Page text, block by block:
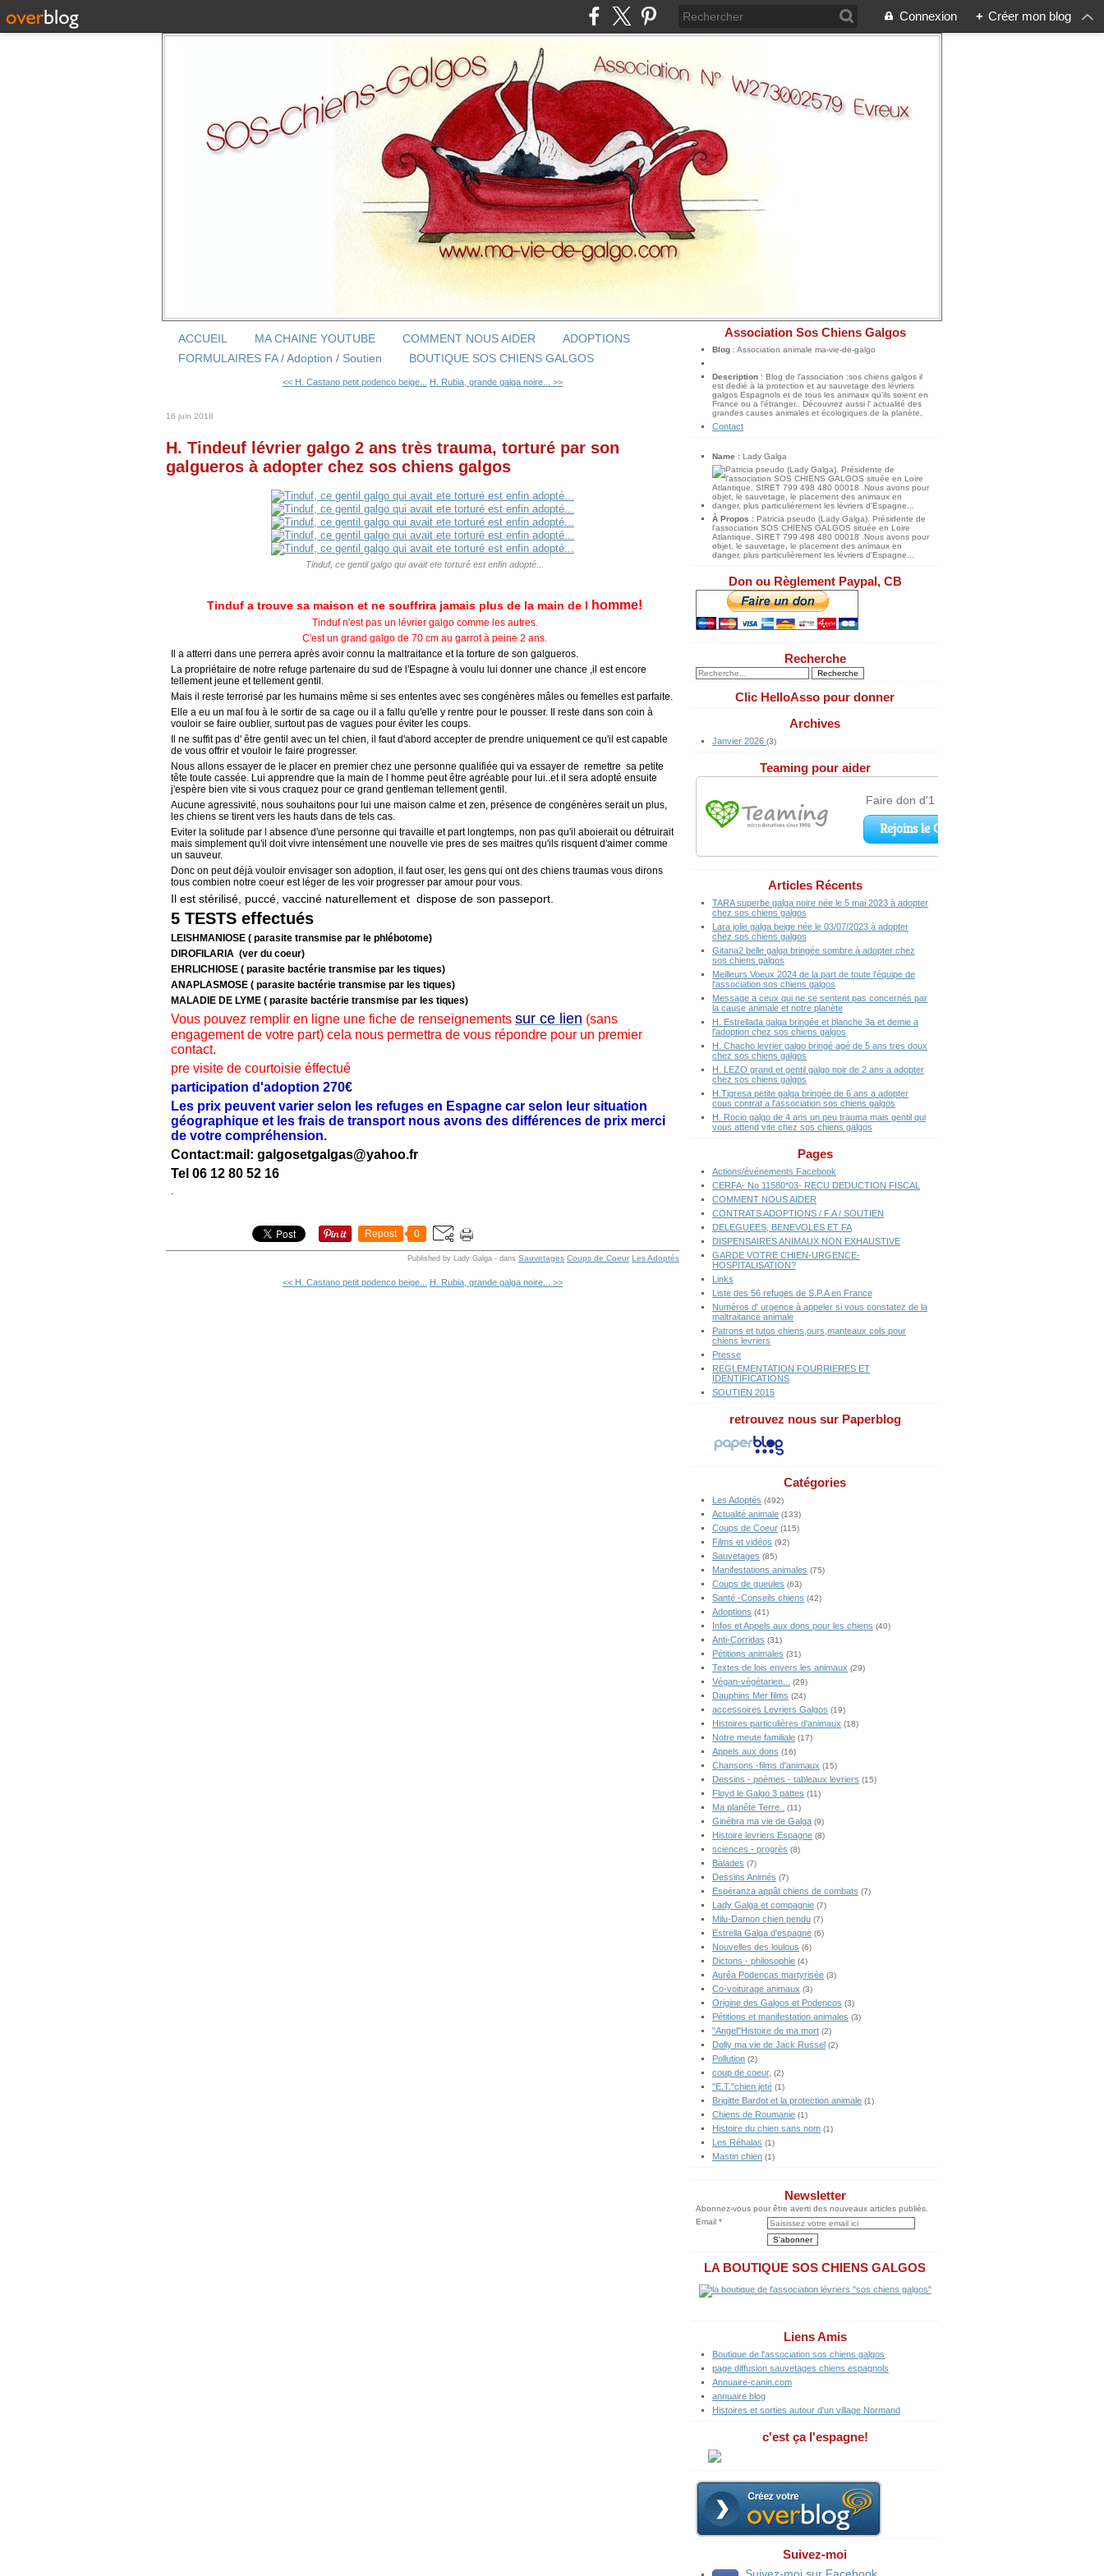
Connexion + Créer mon blog
ACCUEIL MA CHAINE YOUTUBE COMMENT NOUS AIDER
ADOPTIONS
FORMULAIRES FA / Adoption / Soutien
BOUTIQUE SOS CHIENS GALGOS
<< H. Castano petit podenco beige... H. Rubia, grande galga noire... >>
16 juin 2018
H. Tindeuf lévrier galgo 2 ans très trauma, torturé par son
galgueros à adopter chez sos chiens galgos
Tinduf, ce gentil galgo qui avait ete torturé est enfin adopté...
Tinduf a trouve sa maison et ne souffrira jamais plus de la main de l homme!
Tinduf n'est pas un lévrier galgo comme les autres.
C'est un grand galgo de 70 cm au garrot à peine 2 ans.
Il a atterri dans une perrera après avoir connu la maltraitance et la torture de son galgueros.
La propriétaire de notre refuge partenaire du sud de l'Espagne à voulu lui donner une chance ,il est encore
tellement jeune et tellement gentil.
Mais il reste terrorisé par les humains même si ses ententes avec ses congénères mâles ou femelles est parfaite.
Elle a eu un mal fou à le sortir de sa cage ou il a fallu qu'elle y rentre pour le pousser. Il reste dans son coin à
vouloir se faire oublier, surtout pas de vagues pour éviter les coups.
Il ne suffit pas d' être gentil avec un tel chien, il faut d'abord accepter de prendre uniquement ce qu'il est capable
de vous offrir et vouloir le faire progresser.
Nous allons essayer de le placer en premier chez une personne qualifiée qui va essayer de remettre sa petite
tête toute cassée. Lui apprendre que la main de l homme peut être agréable pour lui..et il sera adopté ensuite
j'espère bien vite si vous craquez pour ce grand gentleman tellement gentil.
Aucune agressivité, nous souhaitons pour lui une maison calme et zen, présence de congénères serait un plus,
les chiens se tirent vers les hauts dans de tels cas.
Eviter la solitude par l absence d'une personne qui travaille et part longtemps, non pas qu'il aboierait ou détruirait
mais simplement qu'il doit vivre intensément une nouvelle vie pres de ses maitres qu'ils risquent d'aimer comme
un sauveur.
Donc on peut déjà vouloir envisager son adoption, il faut oser, les gens qui ont des chiens traumas vous dirons
tous combien notre coeur est léger de les voir progresser par amour pour vous.
Il est stérilisé, puccé, vacciné naturellement et dispose de son passeport.
5 TESTS effectués
LEISHMANIOSE ( parasite transmise par le phlébotome)
DIROFILARIA (ver du coeur)
EHRLICHIOSE ( parasite bactérie transmise par les tiques)
ANAPLASMOSE ( parasite bactérie transmise par les tiques)
MALADIE DE LYME ( parasite bactérie transmise par les tiques)
Vous pouvez remplir en ligne une fiche de renseignements sur ce lien (sans
engagement de votre part) cela nous permettra de vous répondre pour un premier
contact.
pre visite de courtoisie éffectué
participation d'adoption 270€
Les prix peuvent varier selon les refuges en Espagne car selon leur situation
géographique et les frais de transport nous avons des différences de prix merci
de votre compréhension.
Contact:mail: galgosetgalgas@yahoo.fr
Tel 06 12 80 52 16
.
Repost 0
Published by Lady Galga - dans Sauvetages Coups de Coeur Les Adoptés
<< H. Castano petit podenco beige... H. Rubia, grande galga noire... >>
Association Sos Chiens Galgos
Blog : Association animale ma-vie-de-galgo
Description : Blog de l'association :sos chiens galgos il
est dedié à la protection et au sauvetage des lévriers
galgos Espagnols et de tous les animaux qu'ils soient en
France ou a l'étranger.. Découvrez aussi l' actualité des
grandes causes animales et écologiques de la planète,
Contact
Name : Lady Galga
À Propos : Patricia pseudo (Lady Galga). Présidente de
l'association SOS CHIENS GALGOS située en Loire
Atlantique. SIRET 799 498 480 00018 .Nous avons pour
objet, le sauvetage, le placement des animaux en
danger, plus particulièrement les lévriers d'Espagne...
Don ou Règlement Paypal, CB
Recherche
Clic HelloAsso pour donner
Archives
Janvier 2026 (3)
Teaming pour aider
Articles Récents
TARA superbe galga noire née le 5 mai 2023 à adopter
chez sos chiens galgos
Lara jolie galga beige née le 03/07/2023 à adopter
chez sos chiens galgos
Gitana2 belle galga bringée sombre à adopter chez
sos chiens galgos
Meilleurs Voeux 2024 de la part de toute l'équipe de
l'association sos chiens galgos
Message a ceux qui ne se sentent pas concernés par
la cause animale et notre planète
H. Estrellada galga bringée et blanche 3a et demie a
l'adoption chez sos chiens galgos
H. Chacho levrier galgo bringé agé de 5 ans tres doux
chez sos chiens galgos
H. LEZO grand et gentil galgo noir de 2 ans a adopter
chez sos chiens galgos
H.Tigresa petite galga bringée de 6 ans a adopter
cous contrat a l'association sos chiens galgos
H. Rocio galgo de 4 ans un peu trauma mais gentil qui
vous attend vite chez sos chiens galgos
Pages
Actions/événements Facebook
CERFA- No 11580*03- RECU DEDUCTION FISCAL
COMMENT NOUS AIDER
CONTRATS ADOPTIONS / F.A / SOUTIEN
DELEGUEES, BENEVOLES ET FA
DISPENSAIRES ANIMAUX NON EXHAUSTIVE
GARDE VOTRE CHIEN-URGENCE-
HOSPITALISATION?
Links
Liste des 56 refuges de S.P.A en France
Numéros d' urgence à appeler si vous constatez de la
maltraitance animale
Patrons et tutos chiens,ours,manteaux cols pour
chiens levriers
Presse
REGLEMENTATION FOURRIERES ET
IDENTIFICATIONS
SOUTIEN 2015
retrouvez nous sur Paperblog
Catégories
Les Adoptés (492)
Actualité animale (133)
Coups de Coeur (115)
Films et vidéos (92)
Sauvetages (85)
Manifestations animales (75)
Coups de gueules (63)
Santé -Conseils chiens (42)
Adoptions (41)
Infos et Appels aux dons pour les chiens (40)
Anti-Corridas (31)
Pétitions animales (31)
Textes de lois envers les animaux (29)
Végan-végétarien... (29)
Dauphins Mer films (24)
accessoires Levriers Galgos (19)
Histoires particulières d'animaux (18)
Notre meute familiale (17)
Appels aux dons (16)
Chansons -films d'animaux (15)
Dessins - poèmes - tableaux levriers (15)
Floyd le Galgo 3 pattes (11)
Ma planête Terre.. (11)
Ginébra ma vie de Galga (9)
Histoire levriers Espagne (8)
sciences - progrès (8)
Balades (7)
Dessins Animés (7)
Espéranza appât chiens de combats (7)
Lady Galga et compagnie (7)
Milu-Damon chien pendu (7)
Estrella Galga d'espagne (6)
Nouvelles des loulous (6)
Dictons - philosophie (4)
Auréa Podencas martyrisée (3)
Co-voiturage animaux (3)
Origine des Galgos et Podencos (3)
Pétitions et manifestation animales (3)
"Angel"Histoire de ma mort (2)
Dolly ma vie de Jack Russel (2)
Pollution (2)
coup de coeur, (2)
"E.T."chien jeté (1)
Brigitte Bardot et la protection animale (1)
Chiens de Roumanie (1)
Histoire du chien sans nom (1)
Les Réhalas (1)
Mastin chien (1)
Newsletter
Abonnez-vous pour être averti des nouveaux articles publiés.
Email
LA BOUTIQUE SOS CHIENS GALGOS
Liens Amis
Boutique de l'association sos chiens galgos
page diffusion sauvetages chiens espagnols
Annuaire-canin.com
annuaire blog
Histoires et sorties autour d'un village Normand
c'est ça l'espagne!
Suivez-moi